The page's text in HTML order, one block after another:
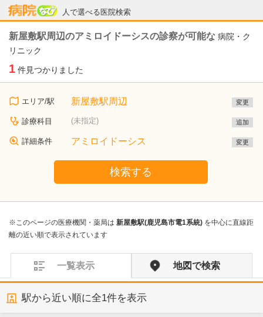
人で選べる医院検索
病院なび
新屋敷駅周辺のアミロイドーシスの診察が可能な 病院・ク
リニック
1 件見つかりました
エリア/駅 新屋敷駅周辺 変更
診療科目 (未指定) 追加
詳細条件 アミロイドーシス 変更
検索する
※このページの医療機関・薬局は 新屋敷駅(鹿児島市電1系統) を中心に直線距
離の近い順で表示されています
一覧表示 地図で検索
駅から近い順に全1件を表示